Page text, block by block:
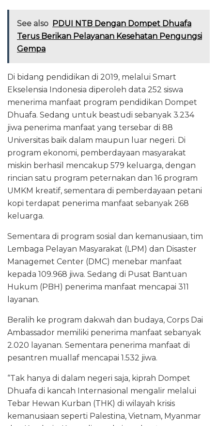
See also PDUI NTB Dengan Dompet Dhuafa
Terus Berikan Pelayanan Kesehatan Pengungsi
Gempa
Di bidang pendidikan di 2019, melalui Smart
Ekselensia Indonesia diperoleh data 252 siswa
menerima manfaat program pendidikan Dompet
Dhuafa. Sedang untuk beastudi sebanyak 3.234
jiwa penerima manfaat yang tersebar di 88
Universitas baik dalam maupun luar negeri. Di
program ekonomi, pemberdayaan masyarakat
miskin berhasil mencakup 579 keluarga, dengan
rincian satu program peternakan dan 16 program
UMKM kreatif, sementara di pemberdayaan petani
kopi terdapat penerima manfaat sebanyak 268
keluarga.
Sementara di program sosial dan kemanusiaan, tim
Lembaga Pelayan Masyarakat (LPM) dan Disaster
Managemet Center (DMC) menebar manfaat
kepada 109.968 jiwa. Sedang di Pusat Bantuan
Hukum (PBH) penerima manfaat mencapai 311
layanan.
Beralih ke program dakwah dan budaya, Corps Dai
Ambassador memiliki penerima manfaat sebanyak
2.020 layanan. Sementara penerima manfaat di
pesantren muallaf mencapai 1.532 jiwa.
“Tak hanya di dalam negeri saja, kiprah Dompet
Dhuafa di kancah Internasional mengalir melalui
Tebar Hewan Kurban (THK) di wilayah krisis
kemanusiaan seperti Palestina, Vietnam, Myanmar